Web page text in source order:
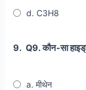
d. C3H8
9. Q9. कौन-सा
a. मीथेन